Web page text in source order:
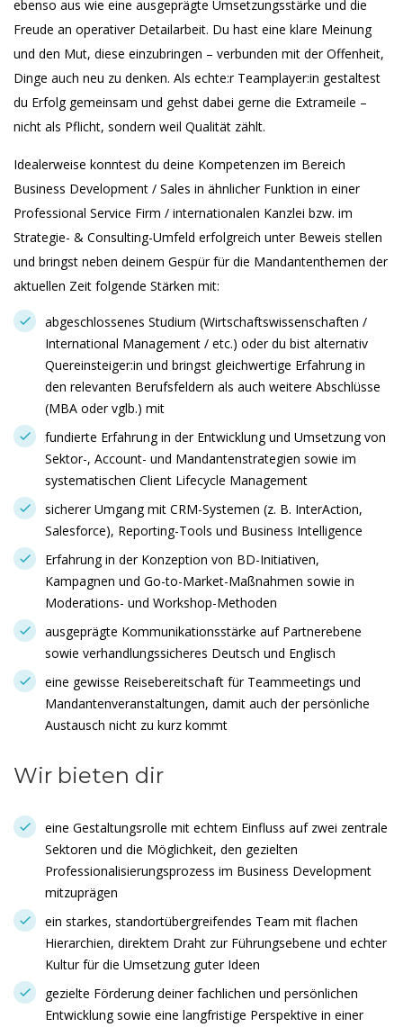
ebenso aus wie eine ausgeprägte Umsetzungsstärke und die
Freude an operativer Detailarbeit. Du hast eine klare Meinung
und den Mut, diese einzubringen – verbunden mit der Offenheit,
Dinge auch neu zu denken. Als echte:r Teamplayer:in gestaltest
du Erfolg gemeinsam und gehst dabei gerne die Extrameile –
nicht als Pflicht, sondern weil Qualität zählt.
Idealerweise konntest du deine Kompetenzen im Bereich
Business Development / Sales in ähnlicher Funktion in einer
Professional Service Firm / internationalen Kanzlei bzw. im
Strategie- & Consulting-Umfeld erfolgreich unter Beweis stellen
und bringst neben deinem Gespür für die Mandantenthemen der
aktuellen Zeit folgende Stärken mit:
abgeschlossenes Studium (Wirtschaftswissenschaften /
International Management / etc.) oder du bist alternativ
Quereinsteiger:in und bringst gleichwertige Erfahrung in
den relevanten Berufsfeldern als auch weitere Abschlüsse
(MBA oder vglb.) mit
fundierte Erfahrung in der Entwicklung und Umsetzung von
Sektor-, Account- und Mandantenstrategien sowie im
systematischen Client Lifecycle Management
sicherer Umgang mit CRM-Systemen (z. B. InterAction,
Salesforce), Reporting-Tools und Business Intelligence
Erfahrung in der Konzeption von BD-Initiativen,
Kampagnen und Go-to-Market-Maßnahmen sowie in
Moderations- und Workshop-Methoden
ausgeprägte Kommunikationsstärke auf Partnerebene
sowie verhandlungssicheres Deutsch und Englisch
eine gewisse Reisebereitschaft für Teammeetings und
Mandantenveranstaltungen, damit auch der persönliche
Austausch nicht zu kurz kommt
Wir bieten dir
eine Gestaltungsrolle mit echtem Einfluss auf zwei zentrale
Sektoren und die Möglichkeit, den gezielten
Professionalisierungsprozess im Business Development
mitzuprägen
ein starkes, standortübergreifendes Team mit flachen
Hierarchien, direktem Draht zur Führungsebene und echter
Kultur für die Umsetzung guter Ideen
gezielte Förderung deiner fachlichen und persönlichen
Entwicklung sowie eine langfristige Perspektive in einer